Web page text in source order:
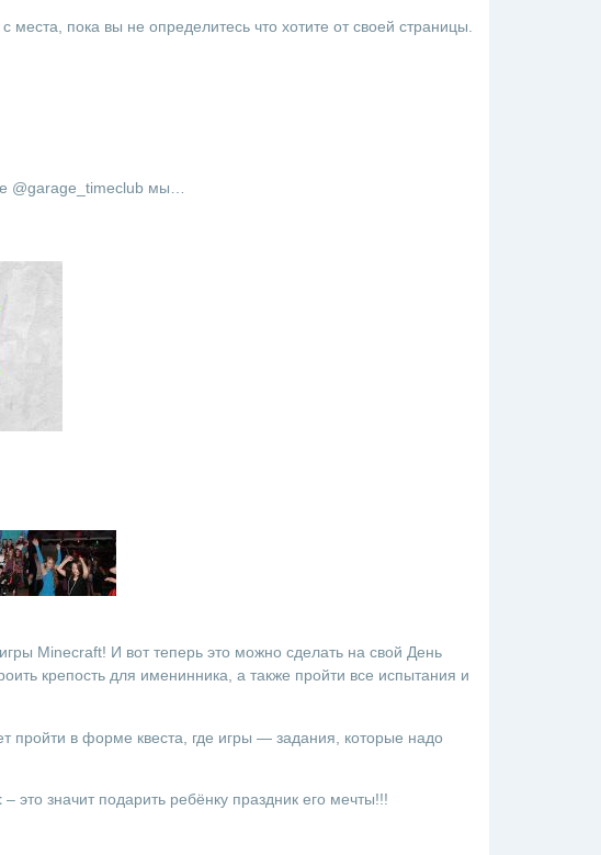
пока вы не определитесь что хотите от своей страницы.
@garage_timeclub мы…
Minecraft! И вот теперь это можно сделать на свой День
крепость для именинника, а также пройти все испытания и
пройти в форме квеста, где игры — задания, которые надо
– это значит подарить ребёнку праздник его мечты!!!